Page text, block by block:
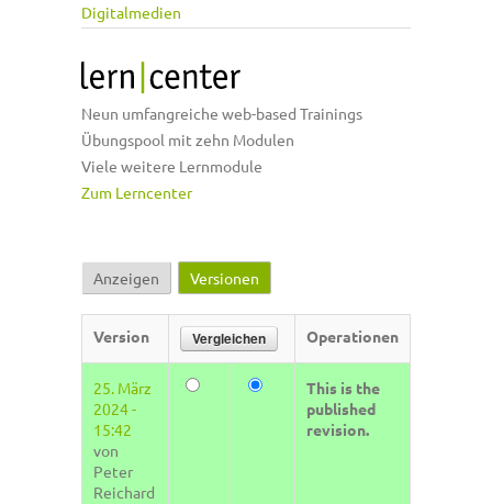
Digitalmedien
Neun umfangreiche web-based Trainings
Übungspool mit zehn Modulen
Viele weitere Lernmodule
Zum Lerncenter
Haupt-Reiter
Anzeigen Versionen
Version Operationen
25. März
2024 -
15:42
von
Peter
Reichard
This is the
published
revision.